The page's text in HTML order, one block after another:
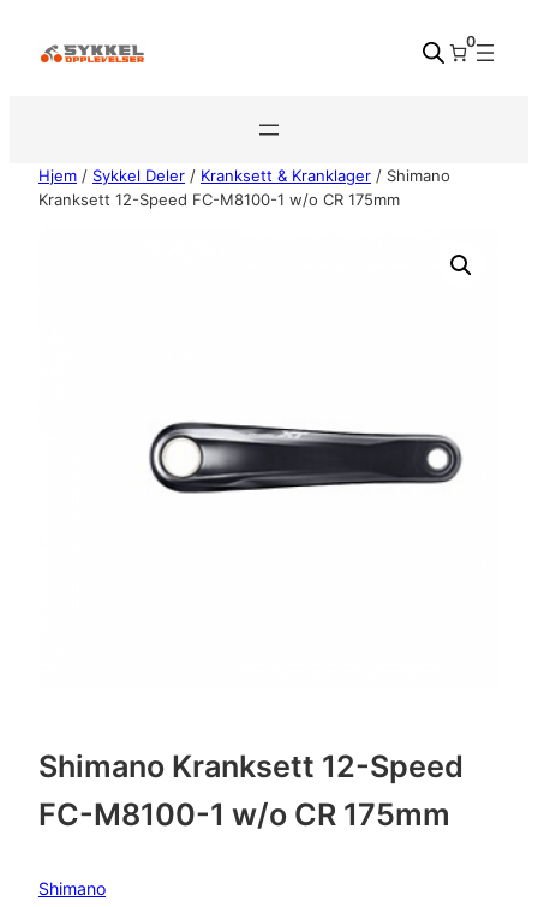
0
Hjem / Sykkel Deler / Kranksett & Kranklager / Shimano
Kranksett 12-Speed FC-M8100-1 w/o CR 175mm
Shimano Kranksett 12-Speed
FC-M8100-1 w/o CR 175mm
Shimano